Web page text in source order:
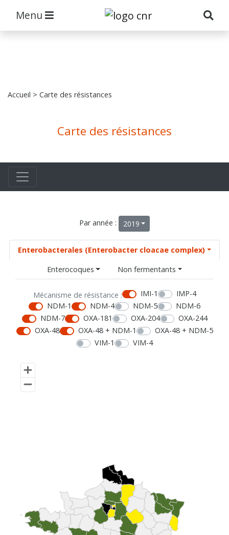
Menu
Accueil > Carte des résistances
Carte des résistances
Par année : 2019
Enterobacterales (Enterobacter cloacae complex)
Enterocoques
Non fermentants
Mécanisme de résistance : IMI-1
IMP-4
NDM-1
NDM-4 NDM-5
NDM-6
NDM-7
OXA-181 OXA-204
OXA-244
OXA-48
OXA-48 + NDM-1
OXA-48 + NDM-5
VIM-1
VIM-4